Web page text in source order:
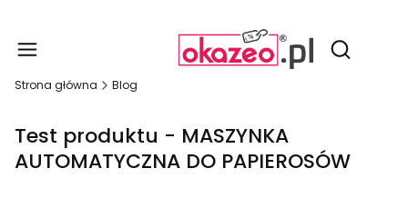
Otwórz
Strona główna Blog
Test produktu - MASZYNKA
AUTOMATYCZNA DO PAPIEROSÓW